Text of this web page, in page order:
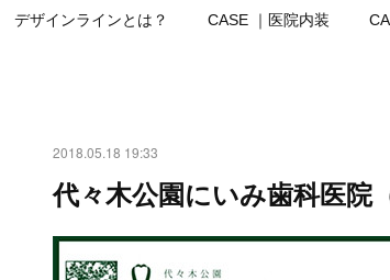
デザインラインとは？ CASE ｜医院内装
2018.05.18 19:33
代々木公園にいみ歯科医院